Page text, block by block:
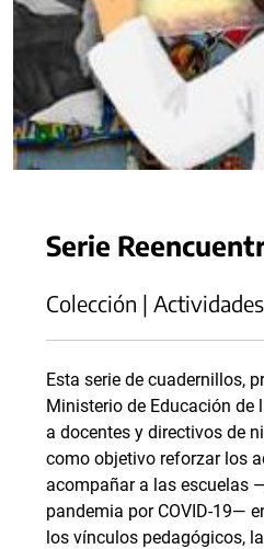
Serie
Colección | Actividades
Esta serie de cuadernillos,
Ministerio de Educación de
a docentes y directivos de
como objetivo reforzar los
acompañar a las escuelas
pandemia por COVID-19—
los vínculos pedagógicos,